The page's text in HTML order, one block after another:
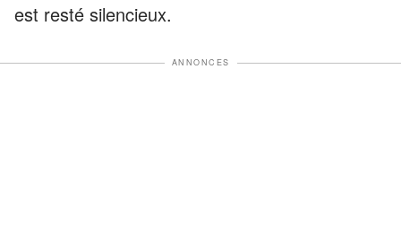
est resté silencieux.
ANNONCES